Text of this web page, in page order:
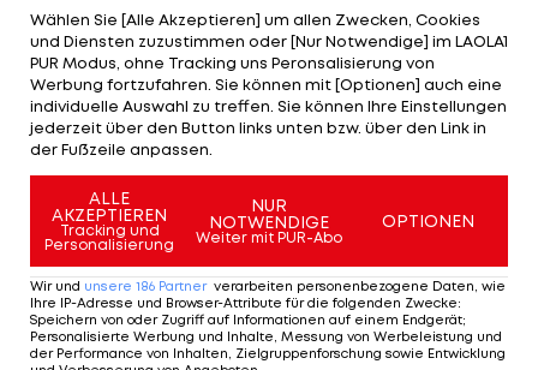
durch und stehen damit ungeschlagen im
Semifinale. Plesiutschnig verwandelt den dritten
Matchball. Im Semifinale trifft das ÖVV-Duo auf
Kociolek/Gruszczynska (POL), die U20-
Europameister von 2012. LAOLA1.tv überträgt am
Sonntag ab 10 Uhr LIVE.
Mehr zum Thema
Wählen Sie [Alle Akzeptieren] um allen Zwecken, Cookies
und Diensten zuzustimmen oder [Nur Notwendige] im LAOLA1
PUR Modus, ohne Tracking uns Peronsalisierung von
Werbung fortzufahren. Sie können mit [Optionen] auch eine
individuelle Auswahl zu treffen. Sie können Ihre Einstellungen
jederzeit über den Button links unten bzw. über den Link in
der Fußzeile anpassen.
ALLE
AKZEPTIEREN
Tracking und
Personalisierung
NUR
NOTWENDIGE
Weiter mit PUR-Abo
OPTIONEN
Wir und unsere 186 Partner verarbeiten personenbezogene Daten, wie
Ihre IP-Adresse und Browser-Attribute für die folgenden Zwecke:
Speichern von oder Zugriff auf Informationen auf einem Endgerät;
Personalisierte Werbung und Inhalte, Messung von Werbeleistung und
der Performance von Inhalten, Zielgruppenforschung sowie Entwicklung